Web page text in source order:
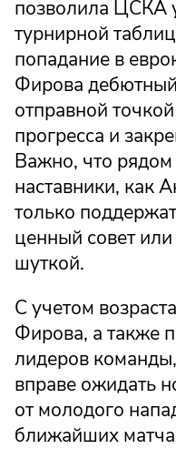
позволила ЦСКА
турнирной
попадание в
Фирова
отправной
прогресса и
Важно, что
наставники, как
только
ценный совет
шуткой.
С учетом
Фирова, а также
лидеров
вправе ожидать
от молодого
ближайших